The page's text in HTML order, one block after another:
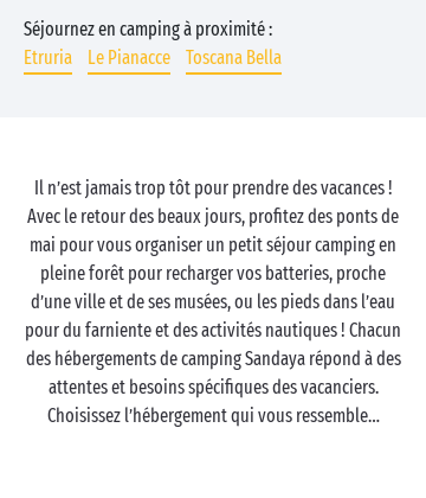
Séjournez en camping à proximité :
Etruria
Le Pianacce Toscana Bella
Il n’est jamais trop tôt pour prendre des vacances !
Avec le retour des beaux jours, profitez des ponts de
mai pour vous organiser un petit séjour camping en
pleine forêt pour recharger vos batteries, proche
d’une ville et de ses musées, ou les pieds dans l’eau
pour du farniente et des activités nautiques ! Chacun
des hébergements de camping Sandaya répond à des
attentes et besoins spécifiques des vacanciers.
Choisissez l’hébergement qui vous ressemble…